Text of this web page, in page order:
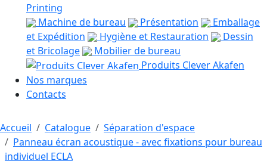
Printing
Machine de bureau
Présentation
Emballage
et Expédition
Hygiène et Restauration
Dessin
et Bricolage
Mobilier de bureau
Produits Clever Akafen
Nos marques
Contacts
Accueil Catalogue
Séparation d'espace
Panneau écran acoustique - avec fixations pour bureau
individuel ECLA